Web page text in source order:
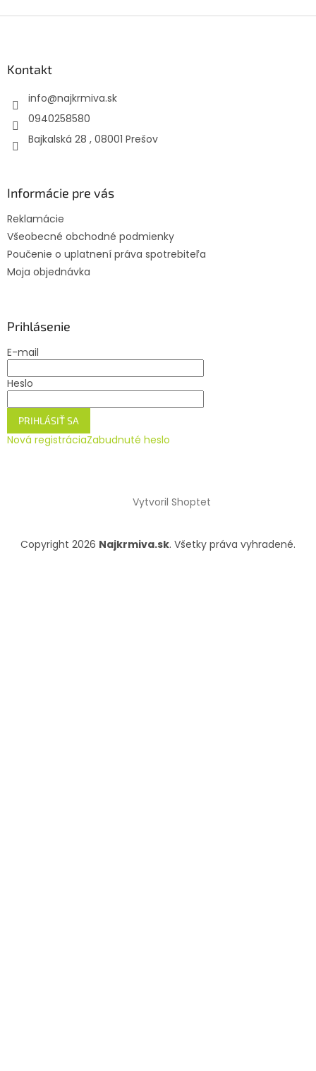
Kontakt
info@najkrmiva.sk
0940258580
Bajkalská 28 , 08001 Prešov
Informácie pre vás
Reklamácie
Všeobecné obchodné podmienky
Poučenie o uplatnení práva spotrebiteľa
Moja objednávka
Prihlásenie
E-mail
Heslo
PRIHLÁSIŤ SA
Nová registráciaZabudnuté heslo
Vytvoril Shoptet
Copyright 2026 Najkrmiva.sk. Všetky práva vyhradené.